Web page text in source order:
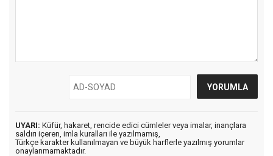
UYARI: Küfür, hakaret, rencide edici cümleler veya imalar, inançlara
saldırı içeren, imla kuralları ile yazılmamış,
Türkçe karakter kullanılmayan ve büyük harflerle yazılmış yorumlar
onaylanmamaktadır.